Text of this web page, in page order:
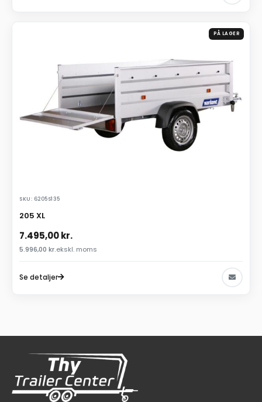
PÅ LAGER
SKU: 6205S135
205 XL
7.495,00kr.
5.996,00 kr.ekskl. moms
Se detaljer